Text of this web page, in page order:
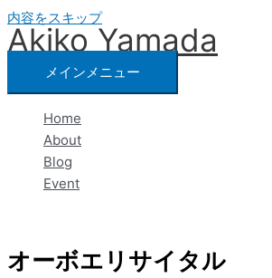
内容をスキップ
Akiko Yamada
メインメニュー
Home
About
Blog
Event
オーボエリサイタル